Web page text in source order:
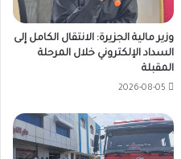
وزير مالية الجزيرة: الانتقال الكامل إلى
السداد الإلكتروني خلال المرحلة
المقبلة
2026-08-05